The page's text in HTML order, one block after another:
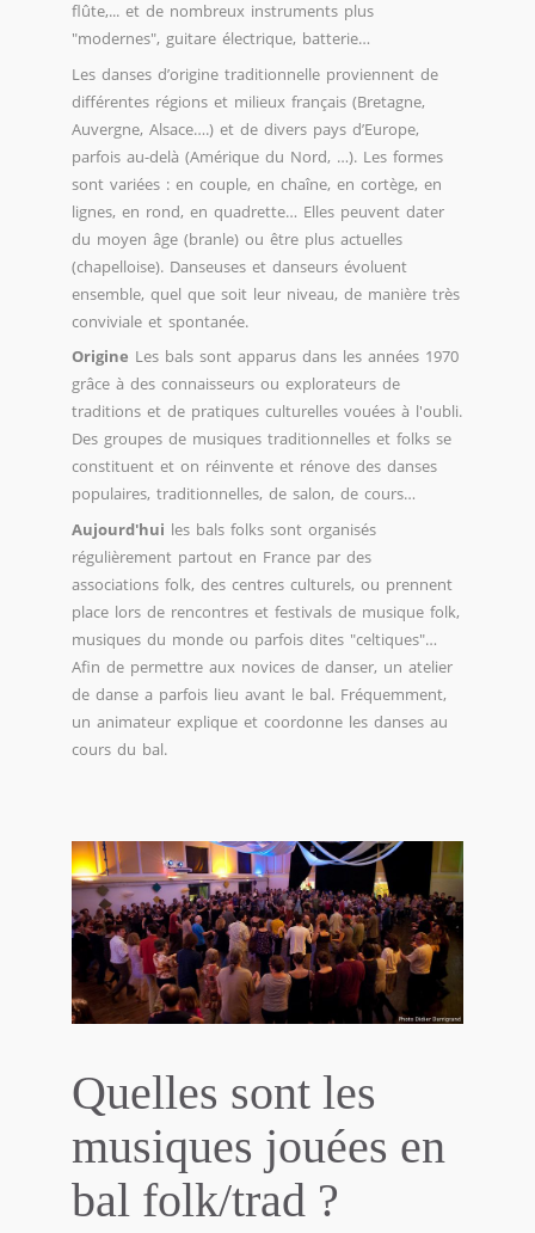
flûte,... et de nombreux instruments plus
"modernes", guitare électrique, batterie…
Les danses d’origine traditionnelle proviennent de
différentes régions et milieux français (Bretagne,
Auvergne, Alsace….) et de divers pays d’Europe,
parfois au-delà (Amérique du Nord, …). Les formes
sont variées : en couple, en chaîne, en cortège, en
lignes, en rond, en quadrette… Elles peuvent dater
du moyen âge (branle) ou être plus actuelles
(chapelloise). Danseuses et danseurs évoluent
ensemble, quel que soit leur niveau, de manière très
conviviale et spontanée.
Origine Les bals sont apparus dans les années 1970
grâce à des connaisseurs ou explorateurs de
traditions et de pratiques culturelles vouées à l'oubli.
Des groupes de musiques traditionnelles et folks se
constituent et on réinvente et rénove des danses
populaires, traditionnelles, de salon, de cours…
Aujourd'hui les bals folks sont organisés
régulièrement partout en France par des
associations folk, des centres culturels, ou prennent
place lors de rencontres et festivals de musique folk,
musiques du monde ou parfois dites "celtiques"…
Afin de permettre aux novices de danser, un atelier
de danse a parfois lieu avant le bal. Fréquemment,
un animateur explique et coordonne les danses au
cours du bal.
Quelles sont les
musiques jouées en
bal folk/trad ?